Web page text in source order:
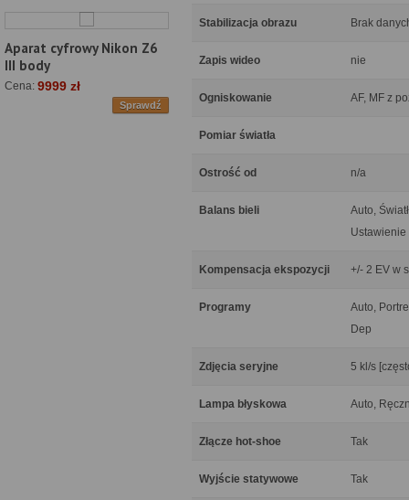
Aparat cyfrowy Nikon Z6
III body
Cena: 9999 zł
Sprawdź
Stabilizacja obrazu Brak
Zapis wideo nie
Ogniskowanie AF, MF z
Pomiar światła
Ostrość od n/a
Balans bieli
Auto,
Kompensacja ekspozycji +/- 2 EV w
Programy
Auto,
Dep
Zdjęcia seryjne 5 kl/s
Lampa błyskowa Auto,
Złącze hot-shoe Tak
Wyjście statywowe Tak